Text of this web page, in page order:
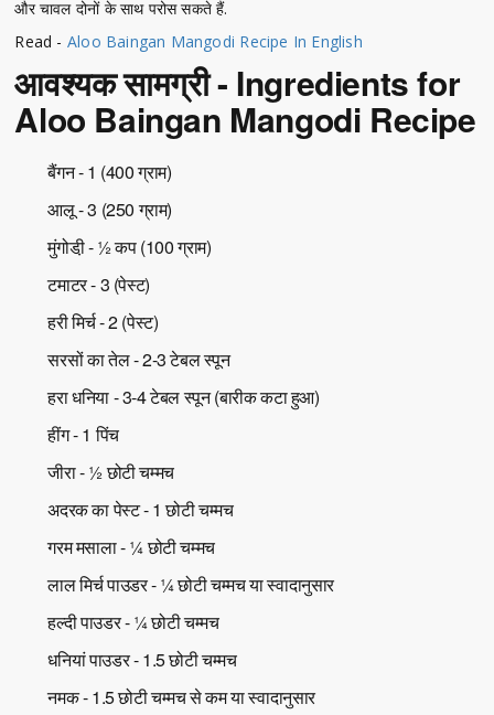
और चावल दोनों के साथ परोस सकते हैं.
Read - Aloo Baingan Mangodi Recipe In English
आवश्यक सामग्री - Ingredients for
Aloo Baingan Mangodi Recipe
बैंगन - 1 (400 ग्राम)
आलू - 3 (250 ग्राम)
मुंगोडी़ - ½ कप (100 ग्राम)
टमाटर - 3 (पेस्ट)
हरी मिर्च - 2 (पेस्ट)
सरसों का तेल - 2-3 टेबल स्पून
हरा धनिया - 3-4 टेबल स्पून (बारीक कटा हुआ)
हींग - 1 पिंच
जीरा - ½ छोटी चम्मच
अदरक का पेस्ट - 1 छोटी चम्मच
गरम मसाला - ¼ छोटी चम्मच
लाल मिर्च पाउडर - ¼ छोटी चम्मच या स्वादानुसार
हल्दी पाउडर - ¼ छोटी चम्मच
धनियां पाउडर - 1.5 छोटी चम्मच
नमक - 1.5 छोटी चम्मच से कम या स्वादानुसार